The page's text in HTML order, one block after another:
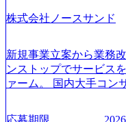
株式会社ノースサンド
新規事業立案から業務
ンストップでサービス
ァーム。 国内大手コン
もっと自由に誠実に提
応募期限